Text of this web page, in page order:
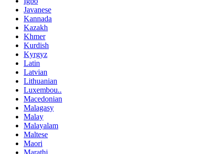
Javanese
Kannada
Kazakh
Khmer
Kurdish
Kyrgyz
Latin
Latvian
Lithuanian
Luxembou..
Macedonian
Malagasy
Malay
Malayalam
Maltese
Maori
Marathi